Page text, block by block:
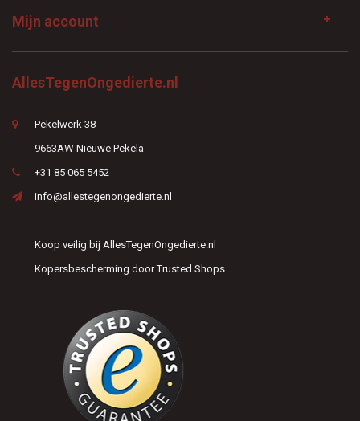
Mijn account
AllesTegenOngedierte.nl
Pekelwerk 38
9663AW Nieuwe Pekela
+31 85 065 5452
info@allestegenongedierte.nl
Koop veilig bij AllesTegenOngedierte.nl
Kopersbescherming door Trusted Shops